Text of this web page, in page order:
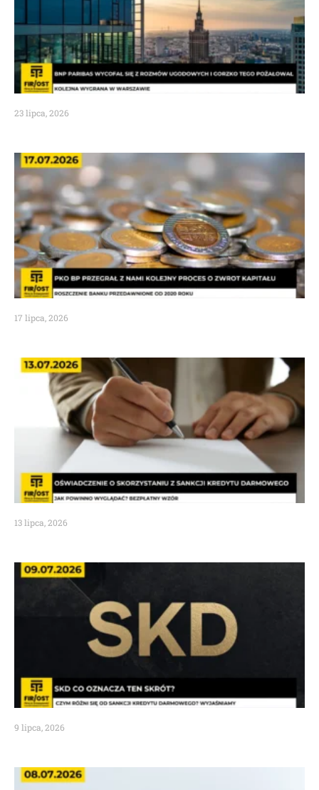
23 lipca, 2026
17 lipca, 2026
13 lipca, 2026
9 lipca, 2026